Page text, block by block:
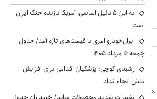
به این ۵ دلیل اساسی؛ آمریکا بازنده جنگ ایران
است
ایران‌خودرو امروز با قیمت‌های تازه آمد/ جدول
جمعه ۱۶ مرداد ۱۴۰۵
رشیدی کوچی: پزشکیان اقدامی برای افزایش
تنش انجام نداد